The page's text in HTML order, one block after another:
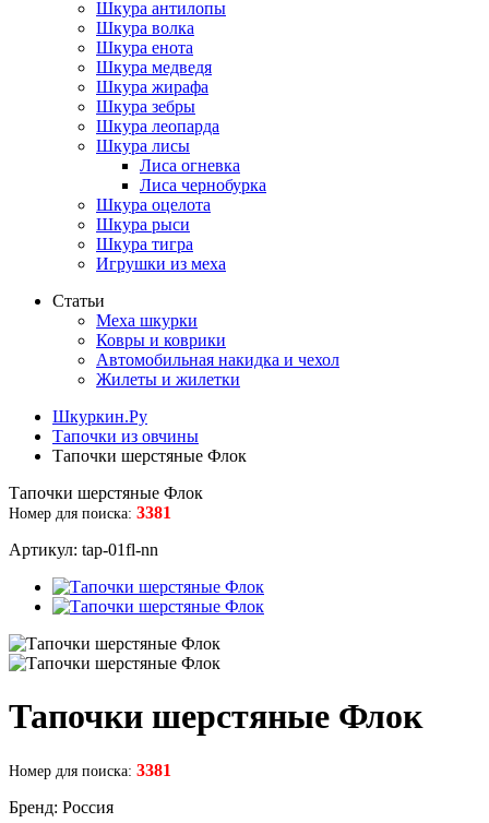
Шкура антилопы
Шкура волка
Шкура енота
Шкура медведя
Шкура жирафа
Шкура зебры
Шкура леопарда
Шкура лисы
Лиса огневка
Лиса чернобурка
Шкура оцелота
Шкура рыси
Шкура тигра
Игрушки из меха
Статьи
Меха шкурки
Ковры и коврики
Автомобильная накидка и чехол
Жилеты и жилетки
Шкуркин.Ру
Тапочки из овчины
Тапочки шерстяные Флок
Тапочки шерстяные Флок
Номер для поиска: 3381
Артикул: tap-01fl-nn
Тапочки шерстяные Флок
Номер для поиска: 3381
Бренд: Россия